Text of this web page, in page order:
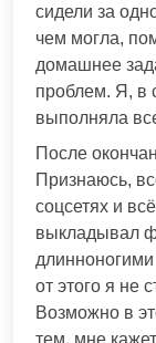
сидели за
чем могла,
домашнее
проблем. Я, в
выполняла
После
Признаюсь,
соцсетях и
выкладывал
от этого я не
Возможно в
тем, мне